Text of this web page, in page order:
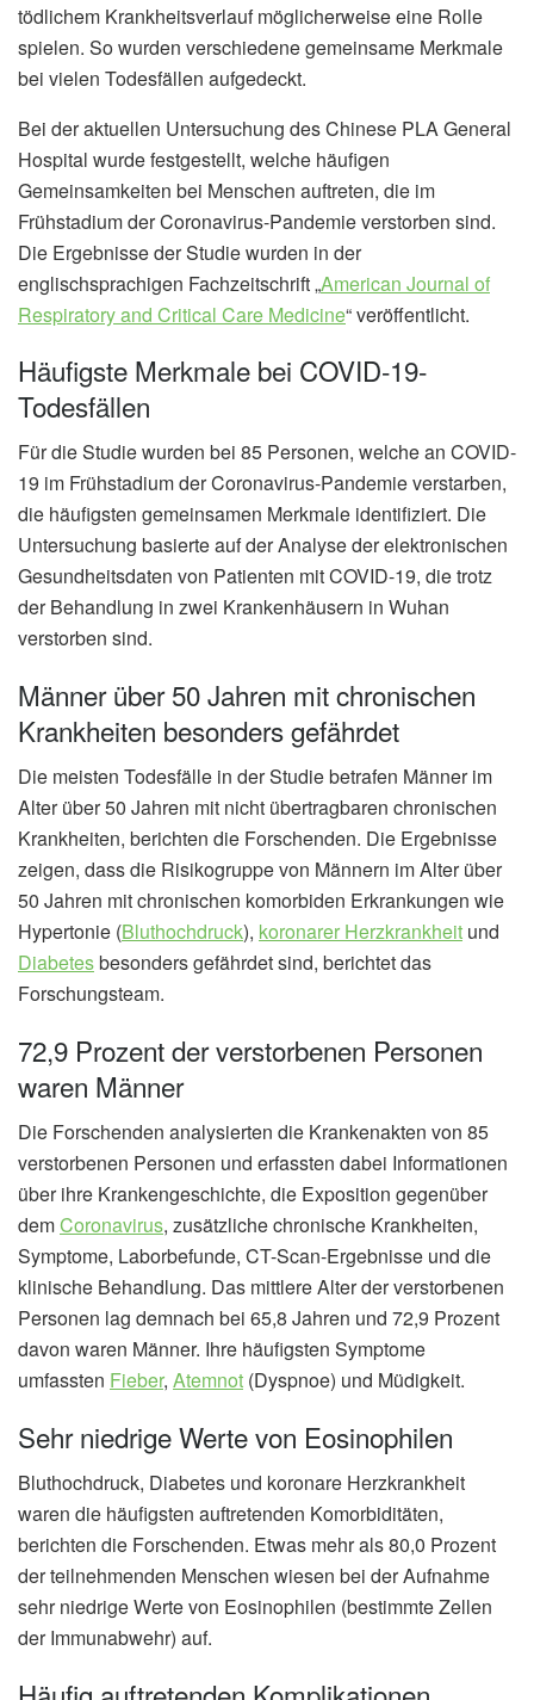
tödlichem Krankheitsverlauf möglicherweise eine Rolle
spielen. So wurden verschiedene gemeinsame Merkmale
bei vielen Todesfällen aufgedeckt.
Bei der aktuellen Untersuchung des Chinese PLA General
Hospital wurde festgestellt, welche häufigen
Gemeinsamkeiten bei Menschen auftreten, die im
Frühstadium der Coronavirus-Pandemie verstorben sind.
Die Ergebnisse der Studie wurden in der
englischsprachigen Fachzeitschrift „American Journal of
Respiratory and Critical Care Medicine“ veröffentlicht.
Häufigste Merkmale bei COVID-19-
Todesfällen
Für die Studie wurden bei 85 Personen, welche an COVID-
19 im Frühstadium der Coronavirus-Pandemie verstarben,
die häufigsten gemeinsamen Merkmale identifiziert. Die
Untersuchung basierte auf der Analyse der elektronischen
Gesundheitsdaten von Patienten mit COVID-19, die trotz
der Behandlung in zwei Krankenhäusern in Wuhan
verstorben sind.
Männer über 50 Jahren mit chronischen
Krankheiten besonders gefährdet
Die meisten Todesfälle in der Studie betrafen Männer im
Alter über 50 Jahren mit nicht übertragbaren chronischen
Krankheiten, berichten die Forschenden. Die Ergebnisse
zeigen, dass die Risikogruppe von Männern im Alter über
50 Jahren mit chronischen komorbiden Erkrankungen wie
Hypertonie (Bluthochdruck), koronarer Herzkrankheit und
Diabetesbesonders gefährdet sind, berichtet das
Forschungsteam.
72,9 Prozent der verstorbenen Personen
waren Männer
Die Forschenden analysierten die Krankenakten von 85
verstorbenen Personen und erfassten dabei Informationen
über ihre Krankengeschichte, die Exposition gegenüber
demCoronavirus, zusätzliche chronische Krankheiten,
Symptome, Laborbefunde, CT-Scan-Ergebnisse und die
klinische Behandlung. Das mittlere Alter der verstorbenen
Personen lag demnach bei 65,8 Jahren und 72,9 Prozent
davon waren Männer. Ihre häufigsten Symptome
umfassten Fieber, Atemnot (Dyspnoe) und Müdigkeit.
Sehr niedrige Werte von Eosinophilen
Bluthochdruck, Diabetes und koronare Herzkrankheit
waren die häufigsten auftretenden Komorbiditäten,
berichten die Forschenden. Etwas mehr als 80,0 Prozent
der teilnehmenden Menschen wiesen bei der Aufnahme
sehr niedrige Werte von Eosinophilen (bestimmte Zellen
der Immunabwehr) auf.